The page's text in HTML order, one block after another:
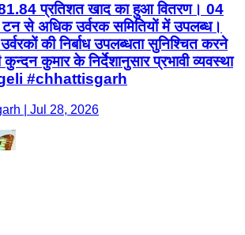
प्रतिशत खाद का हुआ वितरण। 04
से अधिक उर्वरक समितियों में उपलब्ध।
की निर्बाध उपलब्धता सुनिश्चित करने
कुमार के निर्देशानुसार प्रभावी व्यवस्था
#chhattisgarh
| Jul 28, 2026